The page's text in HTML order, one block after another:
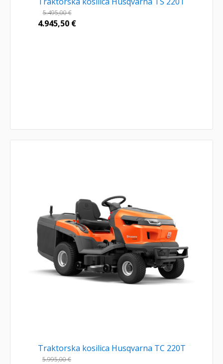
5.495,00€
4.945,50 €
Traktorska kosilica Husqvarna TC 220T
5.995,00€